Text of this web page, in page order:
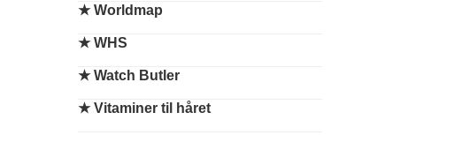
★Worldmap
★WHS
★Watch Butler
★Vitaminer til håret